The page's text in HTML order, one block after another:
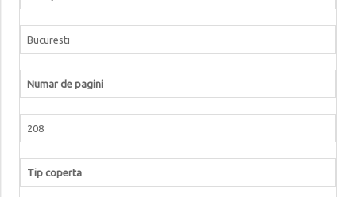
Bucuresti
Numar de pagini
208
Tip coperta